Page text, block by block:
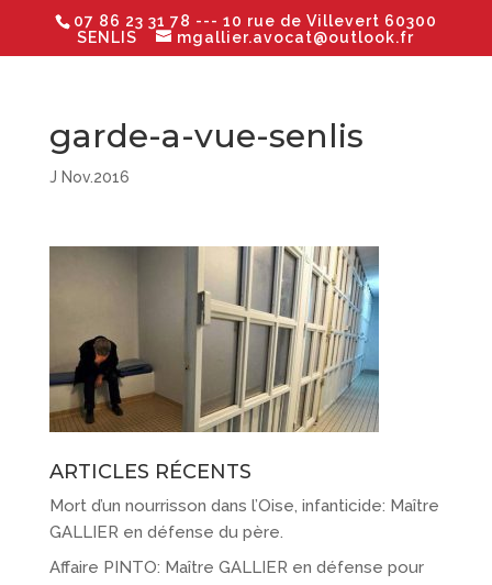
07 86 23 31 78 --- 10 rue de Villevert 60300
SENLIS
mgallier.avocat@outlook.fr
garde-a-vue-senlis
J Nov.2016
ARTICLES RÉCENTS
Mort d’un nourrisson dans l’Oise, infanticide: Maître
GALLIER en défense du père.
Affaire PINTO: Maître GALLIER en défense pour